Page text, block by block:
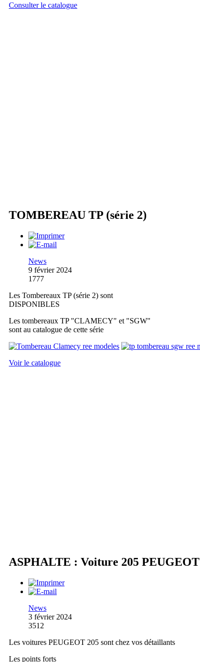
Consulter le catalogue
TOMBEREAU TP (série 2)
News
9 février 2024
1777
Les Tombereaux TP (série 2) sont
DISPONIBLES
Les tombereaux TP "CLAMECY" et "SGW"
sont au catalogue de cette série
Voir le catalogue
ASPHALTE : Voiture 205 PEUGEOT
News
3 février 2024
3512
Les voitures PEUGEOT 205 sont chez vos détaillants
Les points forts